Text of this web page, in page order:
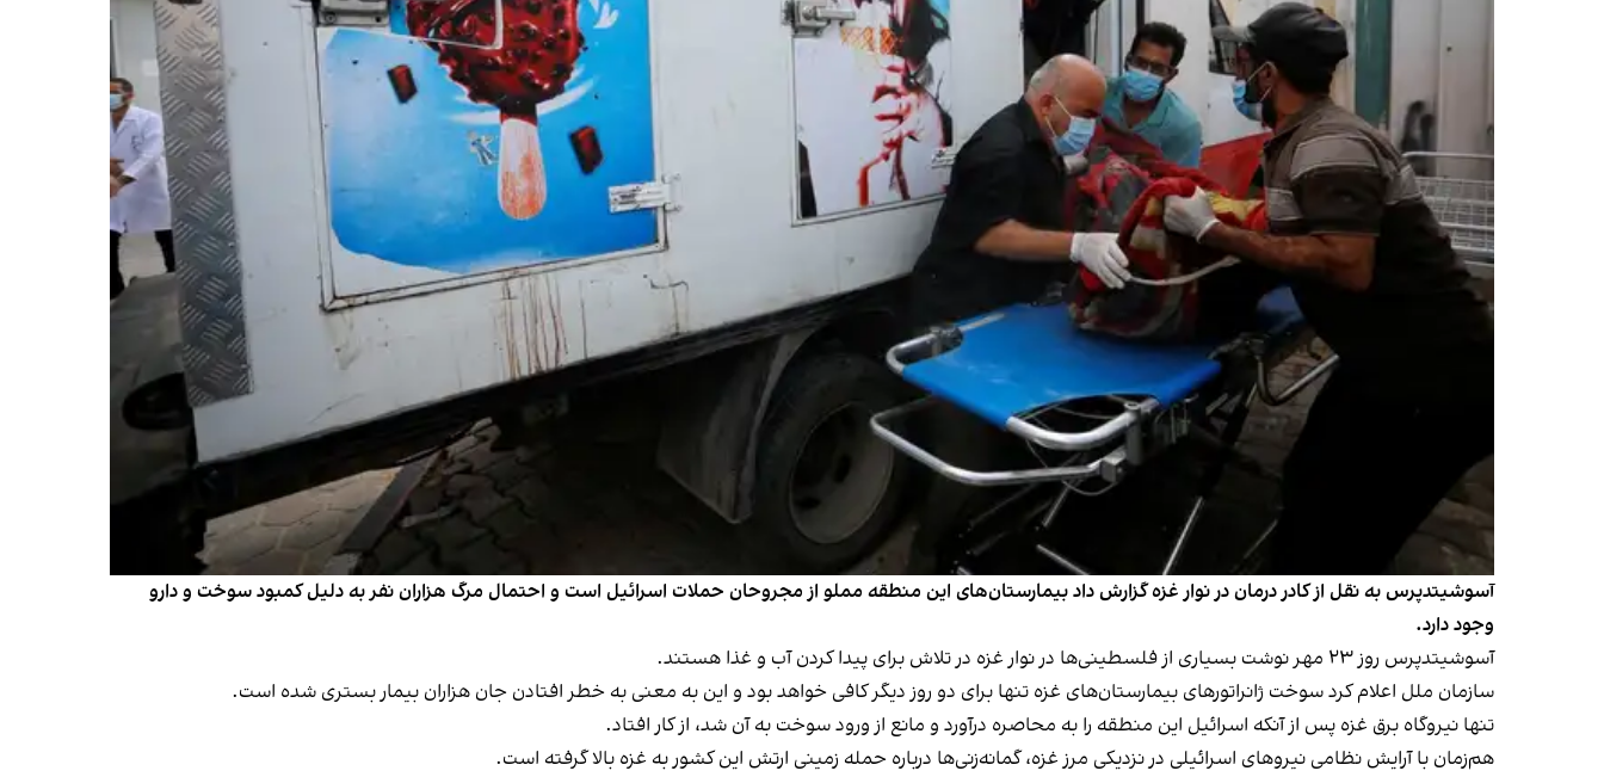
آسوشیتدپرس به نقل از کادر درمان در نوار غزه گزارش داد بیمارستان‌های این منطقه مملو از مجروحان حملات اسرائیل است و احتمال مرگ هزاران نفر به دلیل کمبود سوخت و دارو
وجود دارد.
آسوشیتدپرس روز ۲۳ مهر
نوشت بسیاری از فلسطینی‌ها در نوار غزه در تلاش برای پیدا کردن آب و غذا هستند.
سازمان ملل اعلام کرد سوخت ژانراتورهای بیمارستان‌های غزه تنها برای دو روز دیگر کافی خواهد بود و این به معنی به خطر افتادن جان هزاران بیمار بستری شده است.
تنها نیروگاه برق غزه پس از آنکه اسرائیل این منطقه را به محاصره درآورد و مانع از ورود سوخت به آن شد، از کار افتاد.
هم‌زمان با آرایش نظامی نیروهای اسرائیلی در نزدیکی مرز غزه، گمانه‌زنی‌ها درباره حمله زمینی ارتش این کشور به غزه بالا گرفته است.